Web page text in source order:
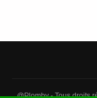
@Plomby - Tous droits